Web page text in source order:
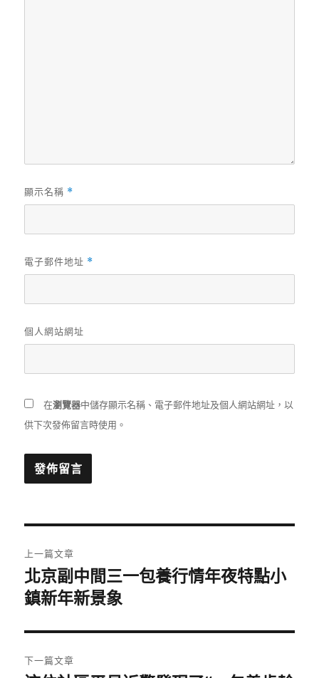
顯示名稱 *
電子郵件地址 *
個人網站網址
在瀏覽器中儲存顯示名稱、電子郵件地址及個人網站網址，以
供下次發佈留言時使用。
章
導
覽
上一篇文章
上
一
文
章:
北京副中間三一包養行情年夜特點小
鎮新年新景象
下一篇文章